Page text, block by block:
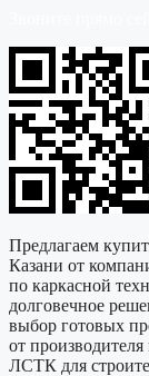
Предлагаем
Казани от
по каркасной
долговечное
выбор готовых
от
ЛСТК для